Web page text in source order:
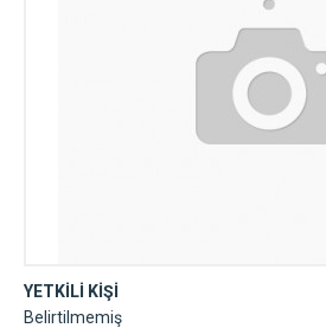
YETKİLİ KİŞİ
Belirtilmemiş